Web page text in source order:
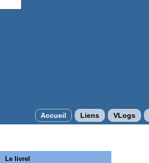
Accueil Liens VLogs
Le livrel